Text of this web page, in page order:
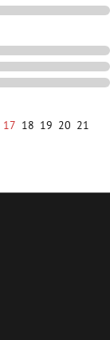
17 18 19 20 21